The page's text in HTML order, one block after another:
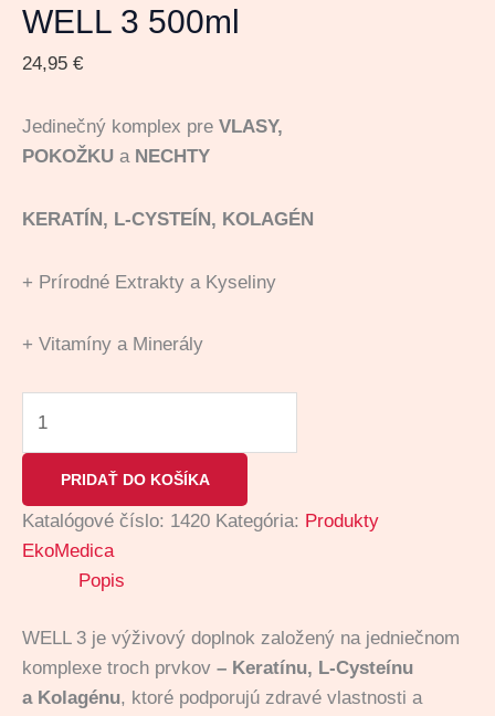
WELL 3 500ml
24,95 €
Jedinečný komplex pre VLASY,
POKOŽKU a NECHTY
KERATÍN, L-CYSTEÍN, KOLAGÉN
+ Prírodné Extrakty a Kyseliny
+ Vitamíny a Minerály
PRIDAŤ DO KOŠÍKA
Katalógové číslo: 1420 Kategória: Produkty
EkoMedica
Popis
WELL 3 je výživový doplnok založený na jedniečnom
komplexe troch prvkov – Keratínu, L-Cysteínu
a Kolagénu, ktoré podporujú zdravé vlastnosti a